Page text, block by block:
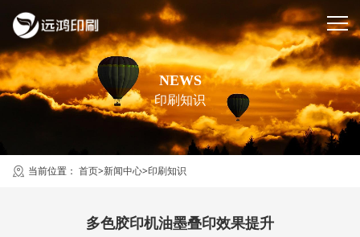
NEWS
印刷知识
当前位置： 首页>新闻中心>印刷知识
多色胶印机油墨叠印效果提升